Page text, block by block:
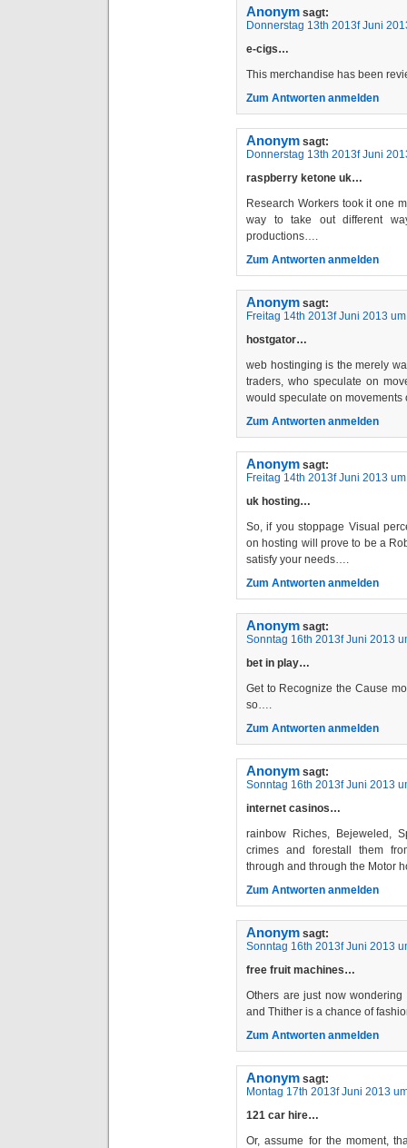
Anonym sagt:
Donnerstag 13th 2013f Juni
e-cigs…
This merchandise has been
Zum Antworten anmelden
Anonym sagt:
Donnerstag 13th 2013f Juni
raspberry ketone uk…
Research Workers took it one
way to take out different
productions….
Zum Antworten anmelden
Anonym sagt:
Freitag 14th 2013f Juni 2013
hostgator…
web hostinging is the merely
traders, who speculate on
would speculate on
Zum Antworten anmelden
Anonym sagt:
Freitag 14th 2013f Juni 2013
uk hosting…
So, if you stoppage Visual
on hosting will prove to be a
satisfy your needs….
Zum Antworten anmelden
Anonym sagt:
Sonntag 16th 2013f Juni 2013
bet in play…
Get to Recognize the Cause
so….
Zum Antworten anmelden
Anonym sagt:
Sonntag 16th 2013f Juni 2013
internet casinos…
rainbow Riches, Bejeweled,
crimes and forestall them
through and through the Motor
Zum Antworten anmelden
Anonym sagt:
Sonntag 16th 2013f Juni 2013
free fruit machines…
Others are just now
and Thither is a chance of
Zum Antworten anmelden
Anonym sagt:
Montag 17th 2013f Juni 2013
121 car hire…
Or, assume for the moment,